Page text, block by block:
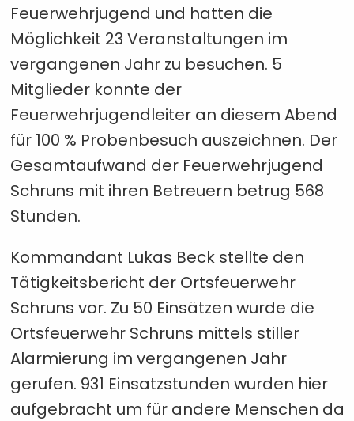
Feuerwehrjugend und hatten die
Möglichkeit 23 Veranstaltungen im
vergangenen Jahr zu besuchen. 5
Mitglieder konnte der
Feuerwehrjugendleiter an diesem Abend
für 100 % Probenbesuch auszeichnen. Der
Gesamtaufwand der Feuerwehrjugend
Schruns mit ihren Betreuern betrug 568
Stunden.
Kommandant Lukas Beck stellte den
Tätigkeitsbericht der Ortsfeuerwehr
Schruns vor. Zu 50 Einsätzen wurde die
Ortsfeuerwehr Schruns mittels stiller
Alarmierung im vergangenen Jahr
gerufen. 931 Einsatzstunden wurden hier
aufgebracht um für andere Menschen da